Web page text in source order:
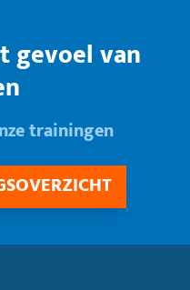
gevoel van
trainingen